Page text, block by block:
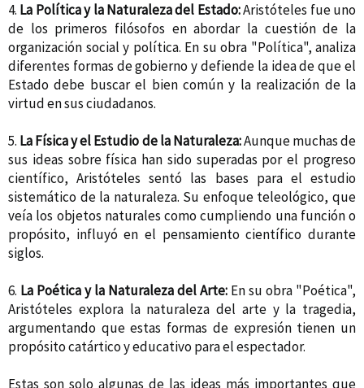
4. La Política y la Naturaleza del Estado:Aristóteles fue uno
de los primeros filósofos en abordar la cuestión de la
organización social y política. En su obra "Política", analiza
diferentes formas de gobierno y defiende la idea de que el
Estado debe buscar el bien común y la realización de la
virtud en sus ciudadanos.
5. La Física y el Estudio de la Naturaleza:Aunque muchas de
sus ideas sobre física han sido superadas por el progreso
científico, Aristóteles sentó las bases para el estudio
sistemático de la naturaleza. Su enfoque teleológico, que
veía los objetos naturales como cumpliendo una función o
propósito, influyó en el pensamiento científico durante
siglos.
6. La Poética y la Naturaleza del Arte: En su obra "Poética",
Aristóteles explora la naturaleza del arte y la tragedia,
argumentando que estas formas de expresión tienen un
propósito catártico y educativo para el espectador.
Estas son solo algunas de las ideas más importantes que